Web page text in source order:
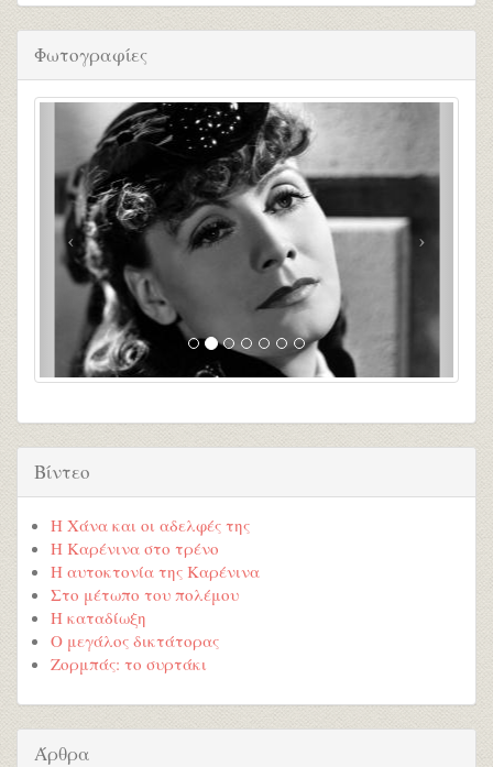
Φωτογραφίες
Βίντεο
Η Χάνα και οι αδελφές της
Η Καρένινα στο τρένο
Η αυτοκτονία της Καρένινα
Στο μέτωπο του πολέμου
Η καταδίωξη
Ο μεγάλος δικτάτορας
Ζορμπάς: το συρτάκι
Άρθρα